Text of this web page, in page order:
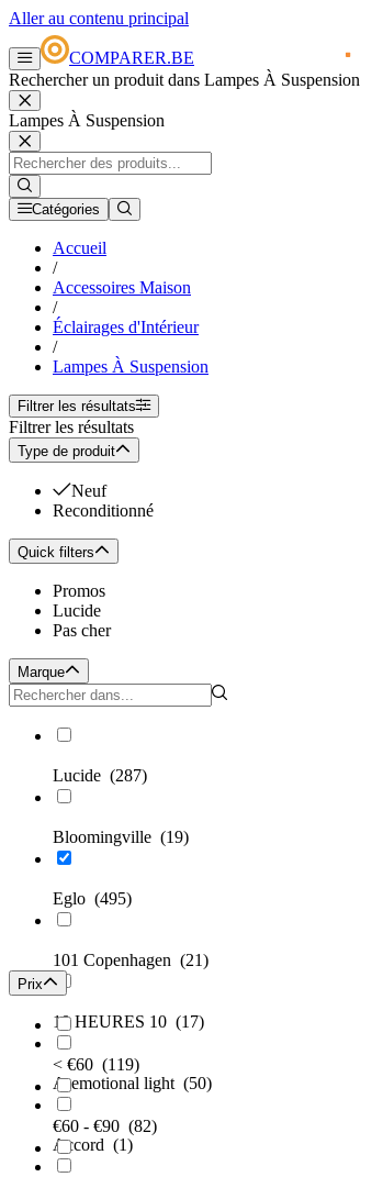
Aller au contenu principal
COMPARER.BE
Rechercher un produit dans Lampes À Suspension
Lampes À Suspension
Catégories
Accueil
/
Accessoires Maison
/
Éclairages d'Intérieur
/
Lampes À Suspension
Filtrer les résultats
Filtrer les résultats
Type de produit
Neuf
Reconditionné
Quick filters
Promos
Lucide
Pas cher
Marque
Lucide (287)
Bloomingville (19)
Eglo (495)
101 Copenhagen (21)
10 HEURES 10 (17)
A-emotional light (50)
Accord (1)
Prix
< €60 (119)
€60 - €90 (82)